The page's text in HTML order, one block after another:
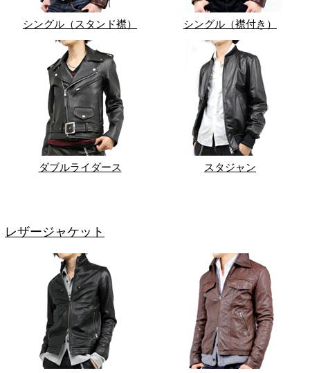
シングル（スタンド襟） シングル（襟付き）
ダブルライダース スタジャン
レザージャケット